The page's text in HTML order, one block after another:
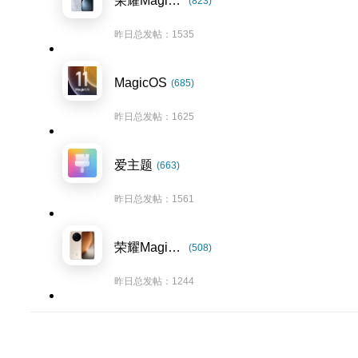
昨日总发帖：1535
MagicOS (685)
昨日总发帖：1625
爱主题 (663)
昨日总发帖：1561
荣耀Magic8系列 (508)
昨日总发帖：1244